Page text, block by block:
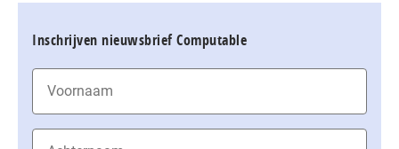
Inschrijven nieuwsbrief Computable